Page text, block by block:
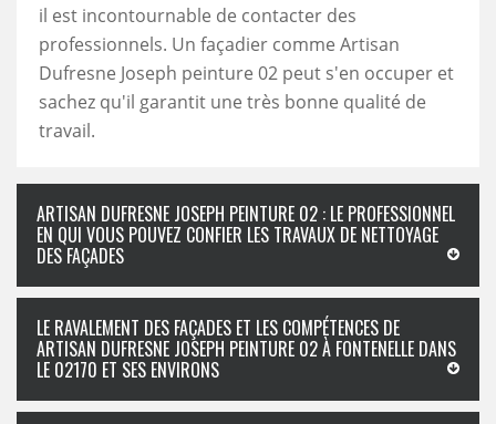
il est incontournable de contacter des
professionnels. Un façadier comme Artisan
Dufresne Joseph peinture 02 peut s'en occuper et
sachez qu'il garantit une très bonne qualité de
travail.
ARTISAN DUFRESNE JOSEPH PEINTURE 02 : LE PROFESSIONNEL
EN QUI VOUS POUVEZ CONFIER LES TRAVAUX DE NETTOYAGE
DES FAÇADES
LE RAVALEMENT DES FAÇADES ET LES COMPÉTENCES DE
ARTISAN DUFRESNE JOSEPH PEINTURE 02 À FONTENELLE DANS
LE 02170 ET SES ENVIRONS